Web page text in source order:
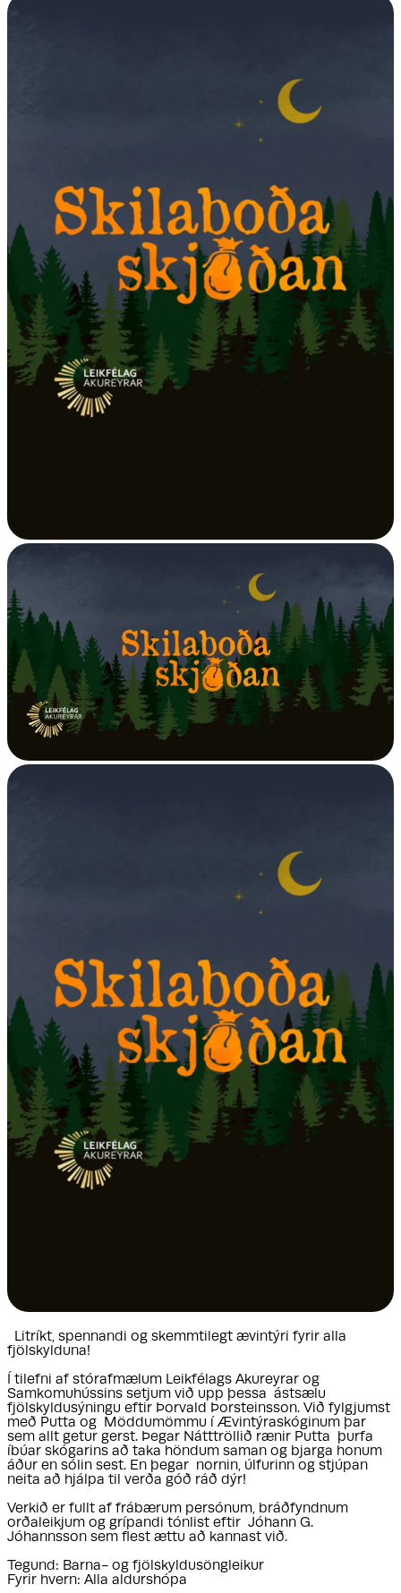
Litríkt, spennandi og skemmtilegt ævintýri fyrir alla
fjölskylduna!
Í tilefni af stórafmælum Leikfélags Akureyrar og
Samkomuhússins setjum við upp þessa ástsælu
fjölskyldusýningu eftir Þorvald Þorsteinsson. Við fylgjumst
með Putta og Möddumömmu í Ævintýraskóginum þar
sem allt getur gerst. Þegar Nátttröllið rænir Putta þurfa
íbúar skógarins að taka höndum saman og bjarga honum
áður en sólin sest. En þegar nornin, úlfurinn og stjúpan
neita að hjálpa til verða góð ráð dýr!
Verkið er fullt af frábærum persónum, bráðfyndnum
orðaleikjum og grípandi tónlist eftir Jóhann G.
Jóhannsson sem flest ættu að kannast við.
Tegund: Barna- og fjölskyldusöngleikur
Fyrir hvern: Alla aldurshópa